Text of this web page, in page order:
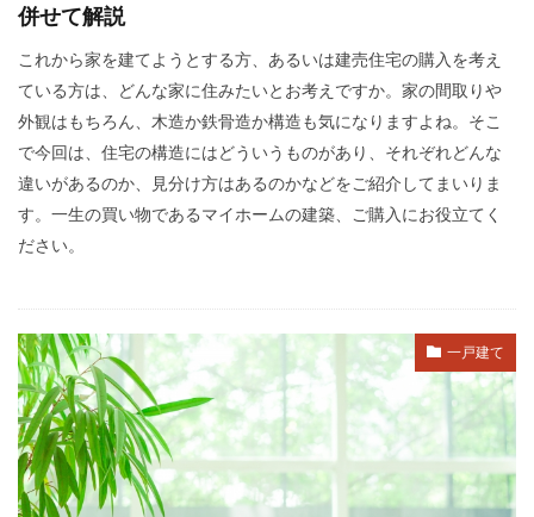
併せて解説
これから家を建てようとする方、あるいは建売住宅の購入を考え
ている方は、どんな家に住みたいとお考えですか。家の間取りや
外観はもちろん、木造か鉄骨造か構造も気になりますよね。そこ
で今回は、住宅の構造にはどういうものがあり、それぞれどんな
違いがあるのか、見分け方はあるのかなどをご紹介してまいりま
す。一生の買い物であるマイホームの建築、ご購入にお役立てく
ださい。
一戸建て